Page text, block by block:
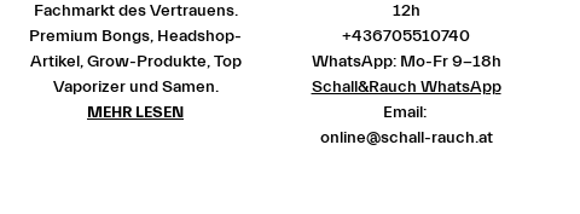
Fachmarkt des Vertrauens.
Premium Bongs, Headshop-
Artikel, Grow-Produkte, Top
Vaporizer und Samen.
MEHR LESEN
12h
+436705510740
WhatsApp: Mo-Fr 9-18h
Schall&Rauch WhatsApp
Email:
online@schall-rauch.at